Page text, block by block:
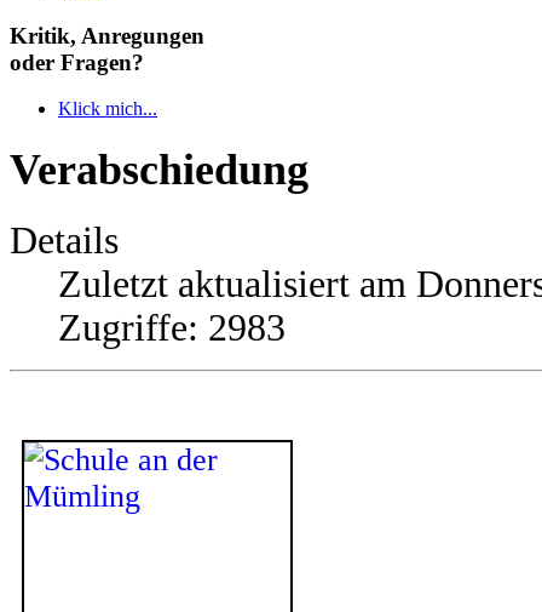
Kritik, Anregungen
oder Fragen?
Klick mich...
Verabschiedung
Details
Zuletzt aktualisiert am
Zugriffe: 2983